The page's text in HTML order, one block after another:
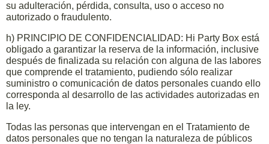
su adulteración, pérdida, consulta, uso o acceso no
autorizado o fraudulento.
h) PRINCIPIO DE CONFIDENCIALIDAD: Hi Party Box está
obligado a garantizar la reserva de la información, inclusive
después de finalizada su relación con alguna de las labores
que comprende el tratamiento, pudiendo sólo realizar
suministro o comunicación de datos personales cuando ello
corresponda al desarrollo de las actividades autorizadas en
la ley.
Todas las personas que intervengan en el Tratamiento de
datos personales que no tengan la naturaleza de públicos